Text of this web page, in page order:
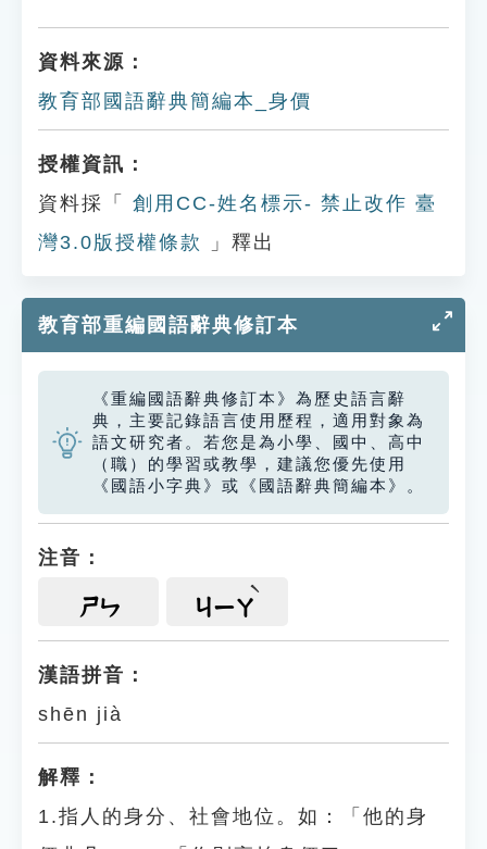
資料來源：
教育部國語辭典簡編本_身價
授權資訊：
資料採「
創用CC-姓名標示- 禁止改作 臺
灣3.0版授權條款
」釋出
教育部重編國語辭典修訂本
《重編國語辭典修訂本》為歷史語言辭
典，主要記錄語言使用歷程，適用對象為
語文研究者。若您是為小學、國中、高中
（職）的學習或教學，建議您優先使用
《國語小字典》或《國語辭典簡編本》。
注音：
ㄕㄣ ㄐㄧㄚ
漢語拼音：
shēn jià
解釋：
1.指人的身分、社會地位。如：「他的身